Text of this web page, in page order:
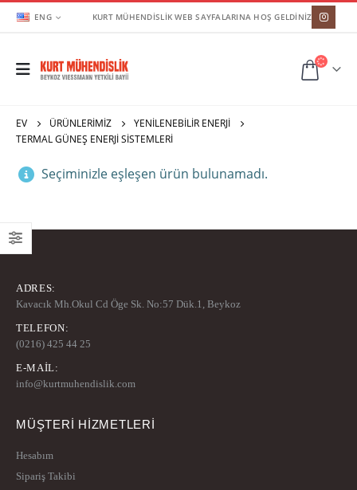
ENG KURT MÜHENDİSLİK WEB SAYFALARINA HOŞ GELDİNİZ
EV ÜRÜNLERIMIZ
YENILENEBILIR ENERJI
TERMAL GÜNEŞ ENERJI SISTEMLERI
Seçiminizle eşleşen ürün bulunamadı.
ADRES:
Kavacık Mh.Okul Cd Öge Sk. No:57 Dük.1, Beykoz
TELEFON:
(0216) 425 44 25
E-MAIL:
info@kurtmuhendislik.com
MÜŞTERİ HİZMETLERİ
Hesabım
Sipariş Takibi